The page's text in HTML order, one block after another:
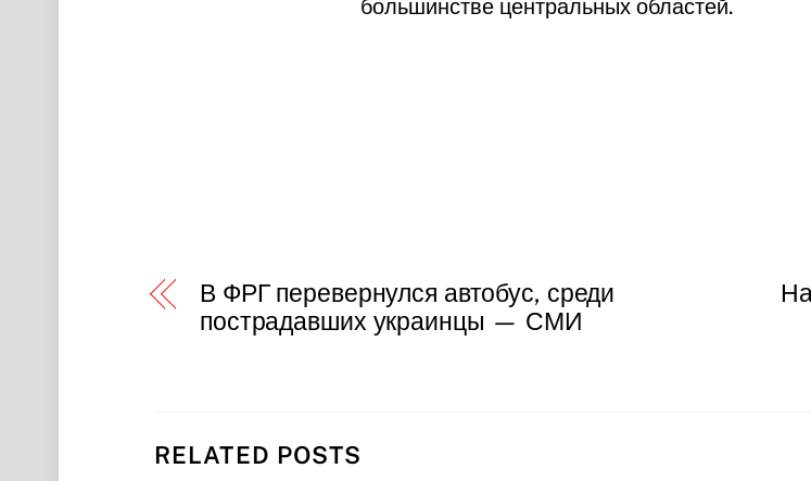
большинстве центральных областей.
В ФРГ перевернулся автобус, среди
пострадавших украинцы — СМИ
RELATED POSTS